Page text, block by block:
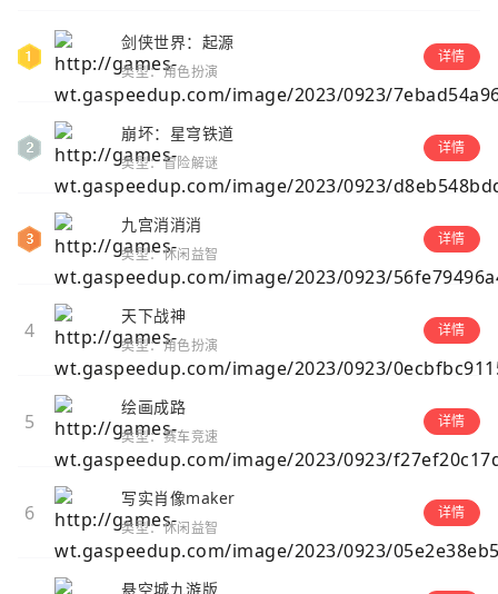
剑侠世界：起源
类型：角色扮演
详情
崩坏：星穹铁道
类型：冒险解谜
详情
九宫消消消
类型：休闲益智
详情
4
天下战神
类型：角色扮演
详情
5
绘画成路
类型：赛车竞速
详情
6
写实肖像maker
类型：休闲益智
详情
悬空城九游版